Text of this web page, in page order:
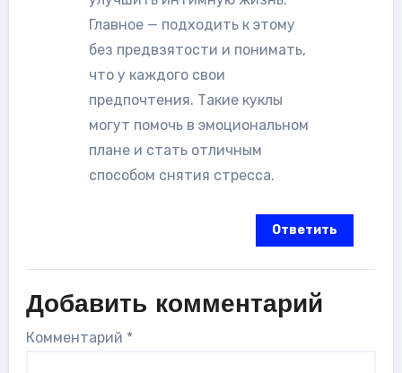
Главное — подходить к этому
без предвзятости и понимать,
что у каждого свои
предпочтения. Такие куклы
могут помочь в эмоциональном
плане и стать отличным
способом снятия стресса.
Ответить
Добавить комментарий
Комментарий *